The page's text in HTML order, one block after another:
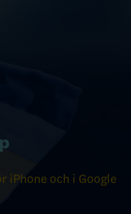
iPhone och i Google